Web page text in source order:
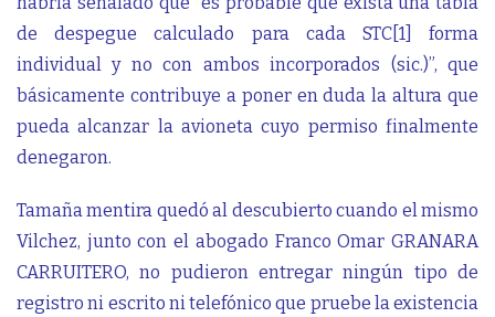
de despegue calculado para cada STC[1]
forma
individual y no con ambos incorporados (sic.)”, que
básicamente contribuye a poner en duda la altura que
pueda alcanzar la avioneta cuyo permiso finalmente
denegaron.
Tamaña mentira quedó al descubierto cuando el mismo
Vilchez, junto con el abogado Franco Omar GRANARA
CARRUITERO, no pudieron entregar ningún tipo de
registro ni escrito ni telefónico que pruebe la existencia